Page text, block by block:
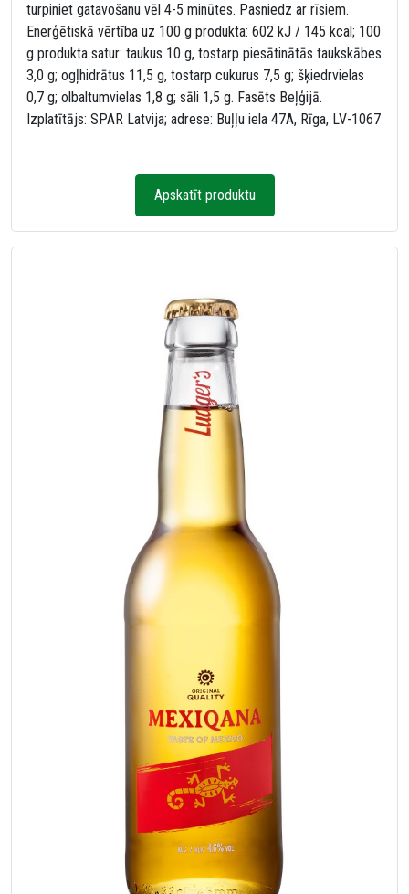
turpiniet gatavošanu vēl 4-5 minūtes. Pasniedz ar rīsiem.
Enerģētiskā vērtība uz 100 g produkta: 602 kJ / 145 kcal; 100
g produkta satur: taukus 10 g, tostarp piesātinātās taukskābes
3,0 g; ogļhidrātus 11,5 g, tostarp cukurus 7,5 g; šķiedrvielas
0,7 g; olbaltumvielas 1,8 g; sāli 1,5 g. Fasēts Beļģijā.
Izplatītājs: SPAR Latvija; adrese: Buļļu iela 47A, Rīga, LV-1067
Apskatīt produktu